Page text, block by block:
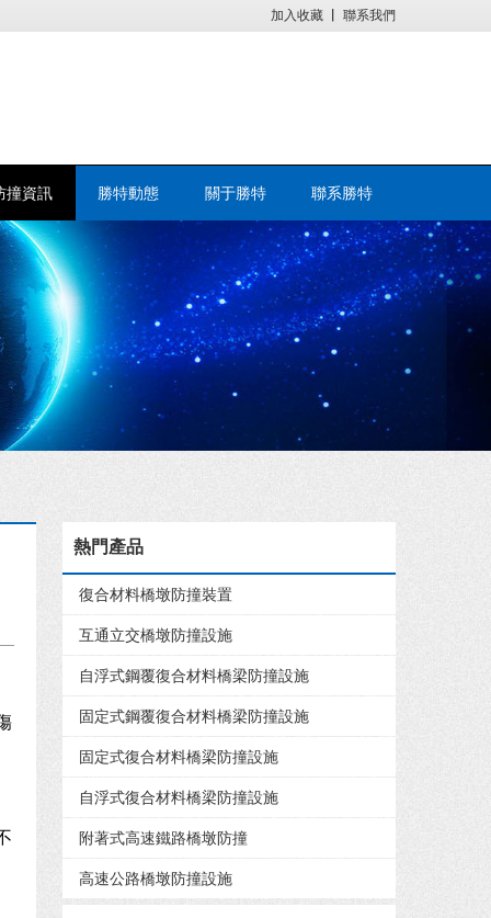
加入收藏 聯系我們
撞資訊 勝特動態 關于勝特 聯系勝特
熱門產品
復合材料橋墩防撞裝置
互通立交橋墩防撞設施
自浮式鋼覆復合材料橋梁防撞設施
固定式鋼覆復合材料橋梁防撞設施
固定式復合材料橋梁防撞設施
自浮式復合材料橋梁防撞設施
附著式高速鐵路橋墩防撞
高速公路橋墩防撞設施